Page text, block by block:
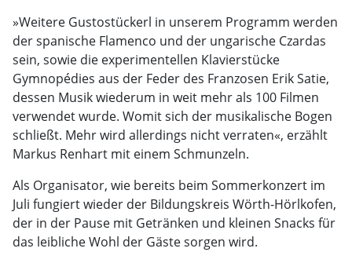
»Weitere Gustostückerl in unserem Programm werden
der spanische Flamenco und der ungarische Czardas
sein, sowie die experimentellen Klavierstücke
Gymnopédies aus der Feder des Franzosen Erik Satie,
dessen Musik wiederum in weit mehr als 100 Filmen
verwendet wurde. Womit sich der musikalische Bogen
schließt. Mehr wird allerdings nicht verraten«, erzählt
Markus Renhart mit einem Schmunzeln.
Als Organisator, wie bereits beim Sommerkonzert im
Juli fungiert wieder der Bildungskreis Wörth-Hörlkofen,
der in der Pause mit Getränken und kleinen Snacks für
das leibliche Wohl der Gäste sorgen wird.